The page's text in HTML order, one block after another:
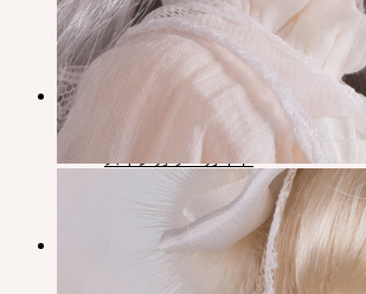
Neor ブログ
SOOMアーティスティック アーナ
会社紹介
業務提携
サポート
ドールサイズ一覧
スキンカラーガイド
正規商品照会
よくある質問 (FAQ)
カスタマーセンター (Q&A)